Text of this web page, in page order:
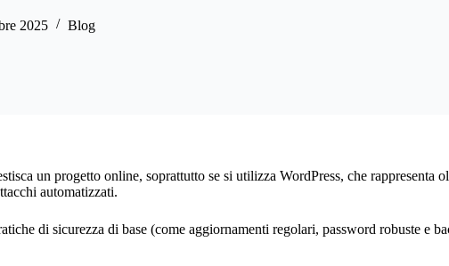
2025 Blog
un progetto online, soprattutto se si utilizza WordPress, che
automatizzati.
di sicurezza di base (come aggiornamenti regolari, password robuste e